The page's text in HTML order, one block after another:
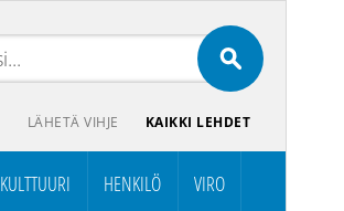
LÄHETÄ VIHJE KAIKKI LEHDET
KULTTUURI HENKILÖ VIRO